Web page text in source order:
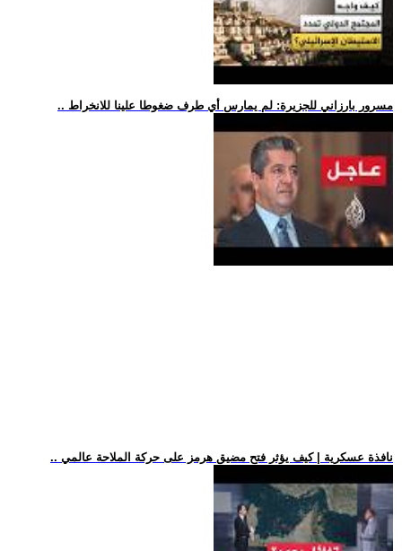
.. مسرور بارزاني للجزيرة: لم يمارس أي طرف ضغوطا علينا للانخراط
.. نافذة عسكرية | كيف يؤثر فتح مضيق هرمز على حركة الملاحة عالمي